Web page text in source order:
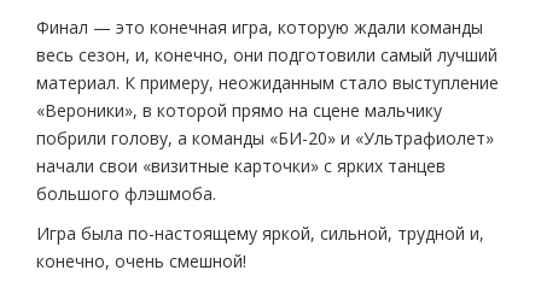
Финал — это конечная игра, которую ждали команды
весь сезон, и, конечно, они подготовили самый лучший
материал. К примеру, неожиданным стало выступление
«Вероники», в которой прямо на сцене мальчику
побрили голову, а команды «БИ-20» и «Ультрафиолет»
начали свои «визитные карточки» с ярких танцев
большого флэшмоба.
Игра была по-настоящему яркой, сильной, трудной и,
конечно, очень смешной!